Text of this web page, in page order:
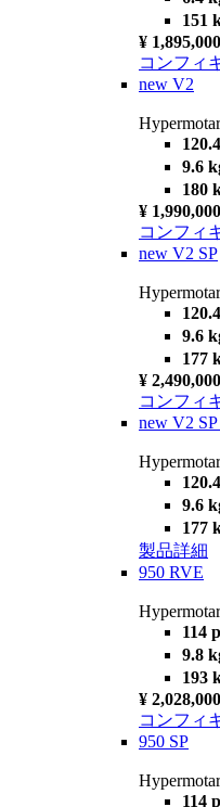
151
¥ 1,895,000
コンフィ
new V2
9.6
180
¥ 1,990,000
コンフィ
new V2 SP
9.6
177
¥ 2,490,000
コンフィ
new V2
9.6
177
製品詳細
950 RVE
114
9.8
193
¥ 2,028,000
コンフィ
950 SP
114